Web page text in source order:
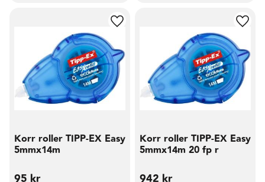
Korr roller TIPP-EX Easy
5mmx14m
Lägg till i favoriter
Korr roller TIPP-EX Easy
5mmx14m 20 fp r